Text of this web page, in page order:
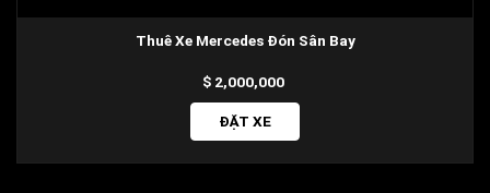
Thuê Xe Mercedes Đón Sân Bay
2,000,000
ĐẶT XE